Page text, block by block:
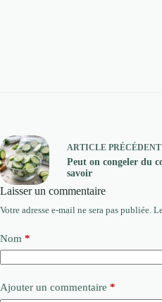
ARTICLE PRÉCÉDENT
Peut on congeler du
savoir
Laisser un commentaire
Votre adresse e-mail ne sera pas publiée.
Nom *
Ajouter un commentaire *